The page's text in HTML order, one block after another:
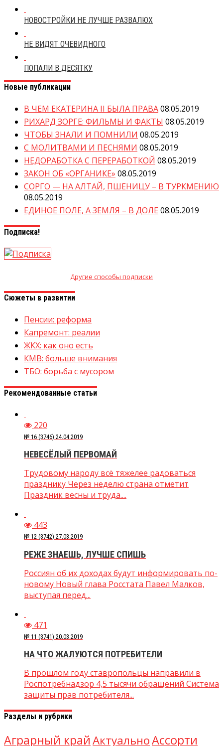
НОВОСТРОЙКИ НЕ ЛУЧШЕ РАЗВАЛЮХ
НЕ ВИДЯТ ОЧЕВИДНОГО
ПОПАЛИ В ДЕСЯТКУ
Новые публикации
В ЧЕМ ЕКАТЕРИНА II БЫЛА ПРАВА08.05.2019
РИХАРД ЗОРГЕ: ФИЛЬМЫ И ФАКТЫ 08.05.2019
ЧТОБЫ ЗНАЛИ И ПОМНИЛИ 08.05.2019
С МОЛИТВАМИ И ПЕСНЯМИ 08.05.2019
НЕДОРАБОТКА С ПЕРЕРАБОТКОЙ 08.05.2019
ЗАКОН ОБ «ОРГАНИКЕ» 08.05.2019
СОРГО — НА АЛТАЙ, ПШЕНИЦУ – В ТУРКМЕНИЮ
08.05.2019
ЕДИНОЕ ПОЛЕ, А ЗЕМЛЯ – В ДОЛЕ08.05.2019
Подписка!
Другие способы подписки
Сюжеты в развитии
Пенсии: реформа
Капремонт: реалии
ЖКХ: как оно есть
КМВ: больше внимания
ТБО: борьба с мусором
Рекомендованные статьи
220
№ 16 (3746) 24.04.2019
НЕВЕСЁЛЫЙ ПЕРВОМАЙ
Трудовому народу всё тяжелее радоваться
празднику Через неделю страна отметит
Праздник весны и труда....
443
№ 12 (3742) 27.03.2019
РЕЖЕ ЗНАЕШЬ, ЛУЧШЕ СПИШЬ
Россиян об их доходах будут информировать по-
новому Новый глава Росстата Павел Малков,
выступая перед...
471
№ 11 (3741) 20.03.2019
НА ЧТО ЖАЛУЮТСЯ ПОТРЕБИТЕЛИ
В прошлом году ставропольцы направили в
Роспотребнадзор 4,5 тысячи обращений Система
защиты прав потребителя...
Разделы и рубрики
Аграрный крайАктуальноАссорти